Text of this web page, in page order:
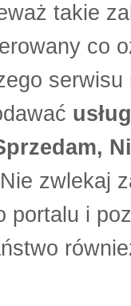
takie
co
zwlekaj
portalu i